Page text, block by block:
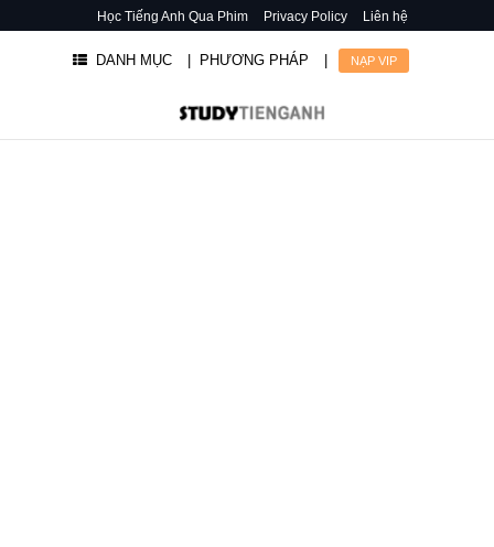
Học Tiếng Anh Qua Phim Privacy Policy Liên hệ
DANH MỤC | PHƯƠNG PHÁP NẠP VIP